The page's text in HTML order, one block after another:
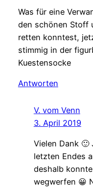
Was für eine
den schönen Stoff
retten konntest,
stimmig in der
Kuestensocke
Antworten
V. vom Venn
3. April 2019
Vielen Dank
letzten Endes
deshalb
wegwerfen 😀